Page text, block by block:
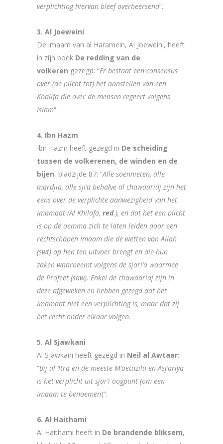
verplichting hiervan bleef overheersend“.
3. Al Joeweini
De imaam van al Haramein, Al Joeweini, heeft
in zijn boek De redding van de
volkeren gezegd: “Er bestaat een consensus
over (de plicht tot) het aanstellen van een
Khalifa die over de mensen regeert volgens
Islam“.
4. Ibn Hazm
Ibn Hazm heeft gezegd in De scheiding
tussen de volkerenen, de winden en de
bijen, bladzijde 87: “Alle soennieten, alle
mardjia, alle sji’a behalve al chawaaridj zijn het
eens over de verplichte aanwezigheid van het
Imamaat (Al Khilafa, red.), en dat het een plicht
is op de oemma zich te laten leiden door een
rechtschapen Imaam die de wetten van Allah
(swt) op hen ten uitvoer brengt en die hun
zaken waarneemt volgens de sjari’a waarmee
de Profeet (saw). Enkel de chawaaridj zijn in
deze afgeweken en hebben gezegd dat het
Imamaat niet een verplichting is, maar dat zij
het recht onder elkaar volgen.
5. Al Sjawkani
Al Sjawkani heeft gezegd in Neil al Awtaar:
“Bij al ‘Itra en de meeste M’oetazila en Asj’ariya
is het verplicht uit sjar’i oogpunt (om een
Imaam te benoemen)”.
6. Al Haithami
Al Haithami heeft in De brandende bliksem,